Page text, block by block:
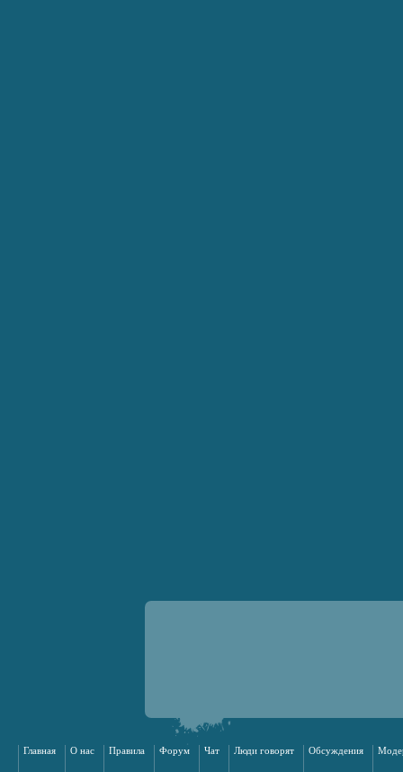
Главная О нас Правила Форум Чат Люди говорят Обсуждения